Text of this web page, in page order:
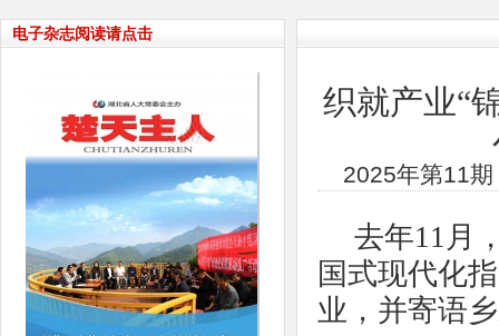
电子杂志阅读请点击
织就产业“
2025年第11
去年11月
国式现代化
业，并寄语